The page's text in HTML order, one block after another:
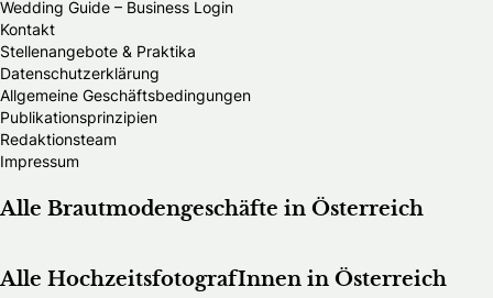
Wedding Guide – Business Login
Kontakt
Stellenangebote & Praktika
Datenschutzerklärung
Allgemeine Geschäftsbedingungen
Publikationsprinzipien
Redaktionsteam
Impressum
Alle Brautmodengeschäfte in Österreich
Alle HochzeitsfotografInnen in Österreich